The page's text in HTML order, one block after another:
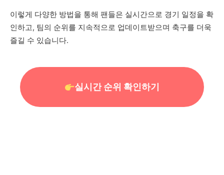
이렇게 다양한 방법을 통해 팬들은 실시간으로 경기 일정을 확
인하고, 팀의 순위를 지속적으로 업데이트받으며 축구를 더욱
즐길 수 있습니다.
실시간 순위 확인하기